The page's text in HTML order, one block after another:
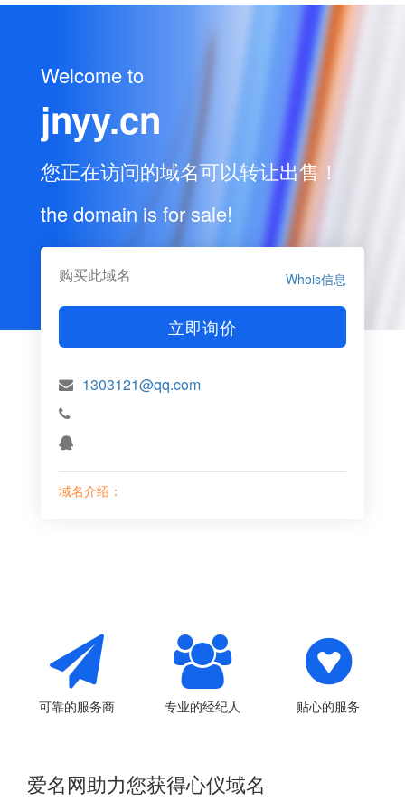
Welcome to
jnyy.cn
您正在访问的域名可以转让出售！
the domain is for sale!
购买此域名 Whois信息
立即询价
1303121@qq.com
域名介绍：
可靠的服务商 专业的经纪人 贴心的服务
爱名网助力您获得心仪域名